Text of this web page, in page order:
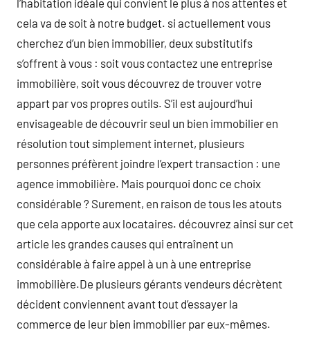
l’habitation idéale qui convient le plus à nos attentes et
cela va de soit à notre budget. si actuellement vous
cherchez d’un bien immobilier, deux substitutifs
s’offrent à vous : soit vous contactez une entreprise
immobilière, soit vous découvrez de trouver votre
appart par vos propres outils. S’il est aujourd’hui
envisageable de découvrir seul un bien immobilier en
résolution tout simplement internet, plusieurs
personnes préfèrent joindre l’expert transaction : une
agence immobilière. Mais pourquoi donc ce choix
considérable ? Surement, en raison de tous les atouts
que cela apporte aux locataires. découvrez ainsi sur cet
article les grandes causes qui entraînent un
considérable à faire appel à un à une entreprise
immobilière.De plusieurs gérants vendeurs décrètent
décident conviennent avant tout d’essayer la
commerce de leur bien immobilier par eux-mêmes.